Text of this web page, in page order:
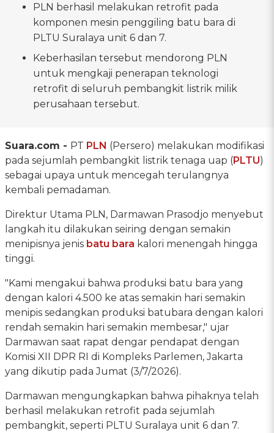
PLN berhasil melakukan retrofit pada
komponen mesin penggiling batu bara di
PLTU Suralaya unit 6 dan 7.
Keberhasilan tersebut mendorong PLN
untuk mengkaji penerapan teknologi
retrofit di seluruh pembangkit listrik milik
perusahaan tersebut.
Suara.com - PT PLN (Persero) melakukan modifikasi
pada sejumlah pembangkit listrik tenaga uap (PLTU)
sebagai upaya untuk mencegah terulangnya
kembali pemadaman.
Direktur Utama PLN, Darmawan Prasodjo menyebut
langkah itu dilakukan seiring dengan semakin
menipisnya jenis batu bara kalori menengah hingga
tinggi.
"Kami mengakui bahwa produksi batu bara yang
dengan kalori 4.500 ke atas semakin hari semakin
menipis sedangkan produksi batubara dengan kalori
rendah semakin hari semakin membesar," ujar
Darmawan saat rapat dengar pendapat dengan
Komisi XII DPR RI di Kompleks Parlemen, Jakarta
yang dikutip pada Jumat (3/7/2026).
Darmawan mengungkapkan bahwa pihaknya telah
berhasil melakukan retrofit pada sejumlah
pembangkit, seperti PLTU Suralaya unit 6 dan 7.